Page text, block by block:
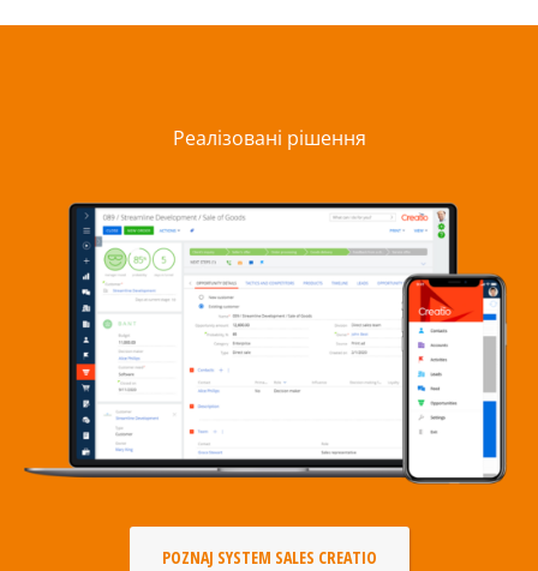
Реалізовані рішення
POZNAJ SYSTEM SALES CREATIO